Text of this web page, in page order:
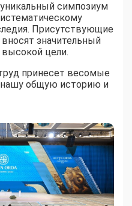
симпозиум
Присутствующие
значительный
цели.
принесет весомые
нашу общую историю и